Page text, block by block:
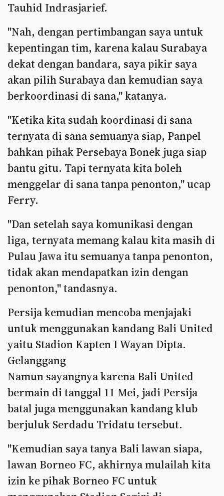
Tauhid Indrasjarief.
"Nah, dengan pertimbangan saya untuk
kepentingan tim, karena kalau Surabaya
dekat dengan bandara, saya pikir saya
akan pilih Surabaya dan kemudian saya
berkoordinasi di sana," katanya.
"Ketika kita sudah koordinasi di sana
ternyata di sana semuanya siap, Panpel
bahkan pihak Persebaya Bonek juga siap
bantu gitu. Tapi ternyata kita boleh
menggelar di sana tanpa penonton," ucap
Ferry.
"Dan setelah saya komunikasi dengan
liga, ternyata memang kalau kita masih di
Pulau Jawa itu semuanya tanpa penonton,
tidak akan mendapatkan izin dengan
penonton," tandasnya.
Persija kemudian mencoba menjajaki
untuk menggunakan kandang Bali United
yaitu Stadion Kapten I Wayan Dipta.
Gelanggang
Namun sayangnya karena Bali United
bermain di tanggal 11 Mei, jadi Persija
batal juga menggunakan kandang klub
berjuluk Serdadu Tridatu tersebut.
"Kemudian saya tanya Bali lawan siapa,
lawan Borneo FC, akhirnya mulailah kita
izin ke pihak Borneo FC untuk